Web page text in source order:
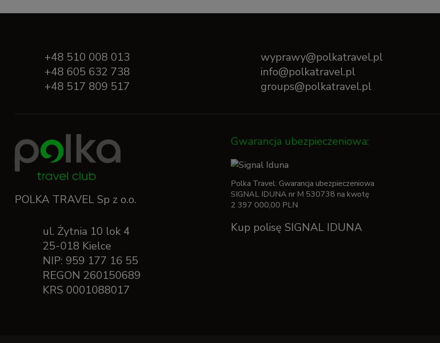
+48 510 008 013
+48 605 632 738
+48 517 809 517
wyprawy@polkatravel.pl
info@polkatravel.pl
groups@polkatravel.pl
POLKA TRAVEL Sp z o.o.
ul. Żytnia 10 lok 4
25-018 Kielce
NIP: 959 177 16 55
REGON 260150689
KRS 0001088017
Gwarancja ubezpieczeniowa:
Polka Travel: Gwarancja ubezpieczeniowa
SIGNAL IDUNA nr M 530738 na kwotę
2 397 000,00 PLN
Kup polisę SIGNAL IDUNA